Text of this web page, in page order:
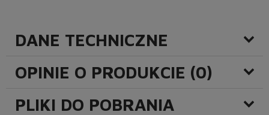
DANE TECHNICZNE
OPINIE O PRODUKCIE (0)
PLIKI DO POBRANIA